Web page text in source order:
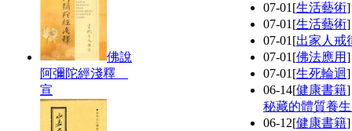
佛說
阿彌陀經淺釋
宣
07-01 [生活藝術
07-01 [生活藝術
07-01 [出家人戒
07-01 [佛法應用
07-01 [生死輪迴
06-14[健康書籍
秘藏的體質養
06-12[健康書籍